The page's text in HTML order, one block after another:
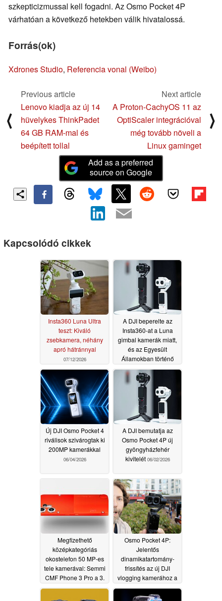
szkepticizmussal kell fogadni. Az Osmo Pocket 4P
várhatóan a következő hetekben válik hivatalossá.
Forrás(ok)
Xdrones Studio, Referencia vonal (Weibo)
⟨
Previous article
Lenovo kiadja az új 14
hüvelykes ThinkPadet
64 GB RAM-mal és
beépített tollal
Next article
A Proton-CachyOS 11 az
OptiScaler integrációval
még tovább növeli a
Linux gaminget
⟩
Add as a preferred
source on Google
Kapcsolódó cikkek
Insta360 Luna Ultra
teszt: Kiváló
zsebkamera, néhány
apró hátránnyal
07/12/2026
A DJI beperelte az
Insta360-at a Luna
gimbal kamerák miatt,
és az Egyesült
Államokban történő
értékesítésük betiltását
kéri06/12/2026
Új DJI Osmo Pocket 4
riválisok szivárogtak ki
200MP kamerákkal
06/04/2026
A DJI bemutatja az
Osmo Pocket 4P új
gyöngyházfehér
kivitelét 06/02/2026
Megfizethető
középkategóriás
okostelefon 50 MP-es
tele kamerával: Semmi
CMF Phone 3 Pro a 3.
negyedévben jelenik
Osmo Pocket 4P:
Jelentős
dinamikatartomány-
frissítés az új DJI
vlogging kamerához a
hivatalos megjelenés
előtt05/16/2026